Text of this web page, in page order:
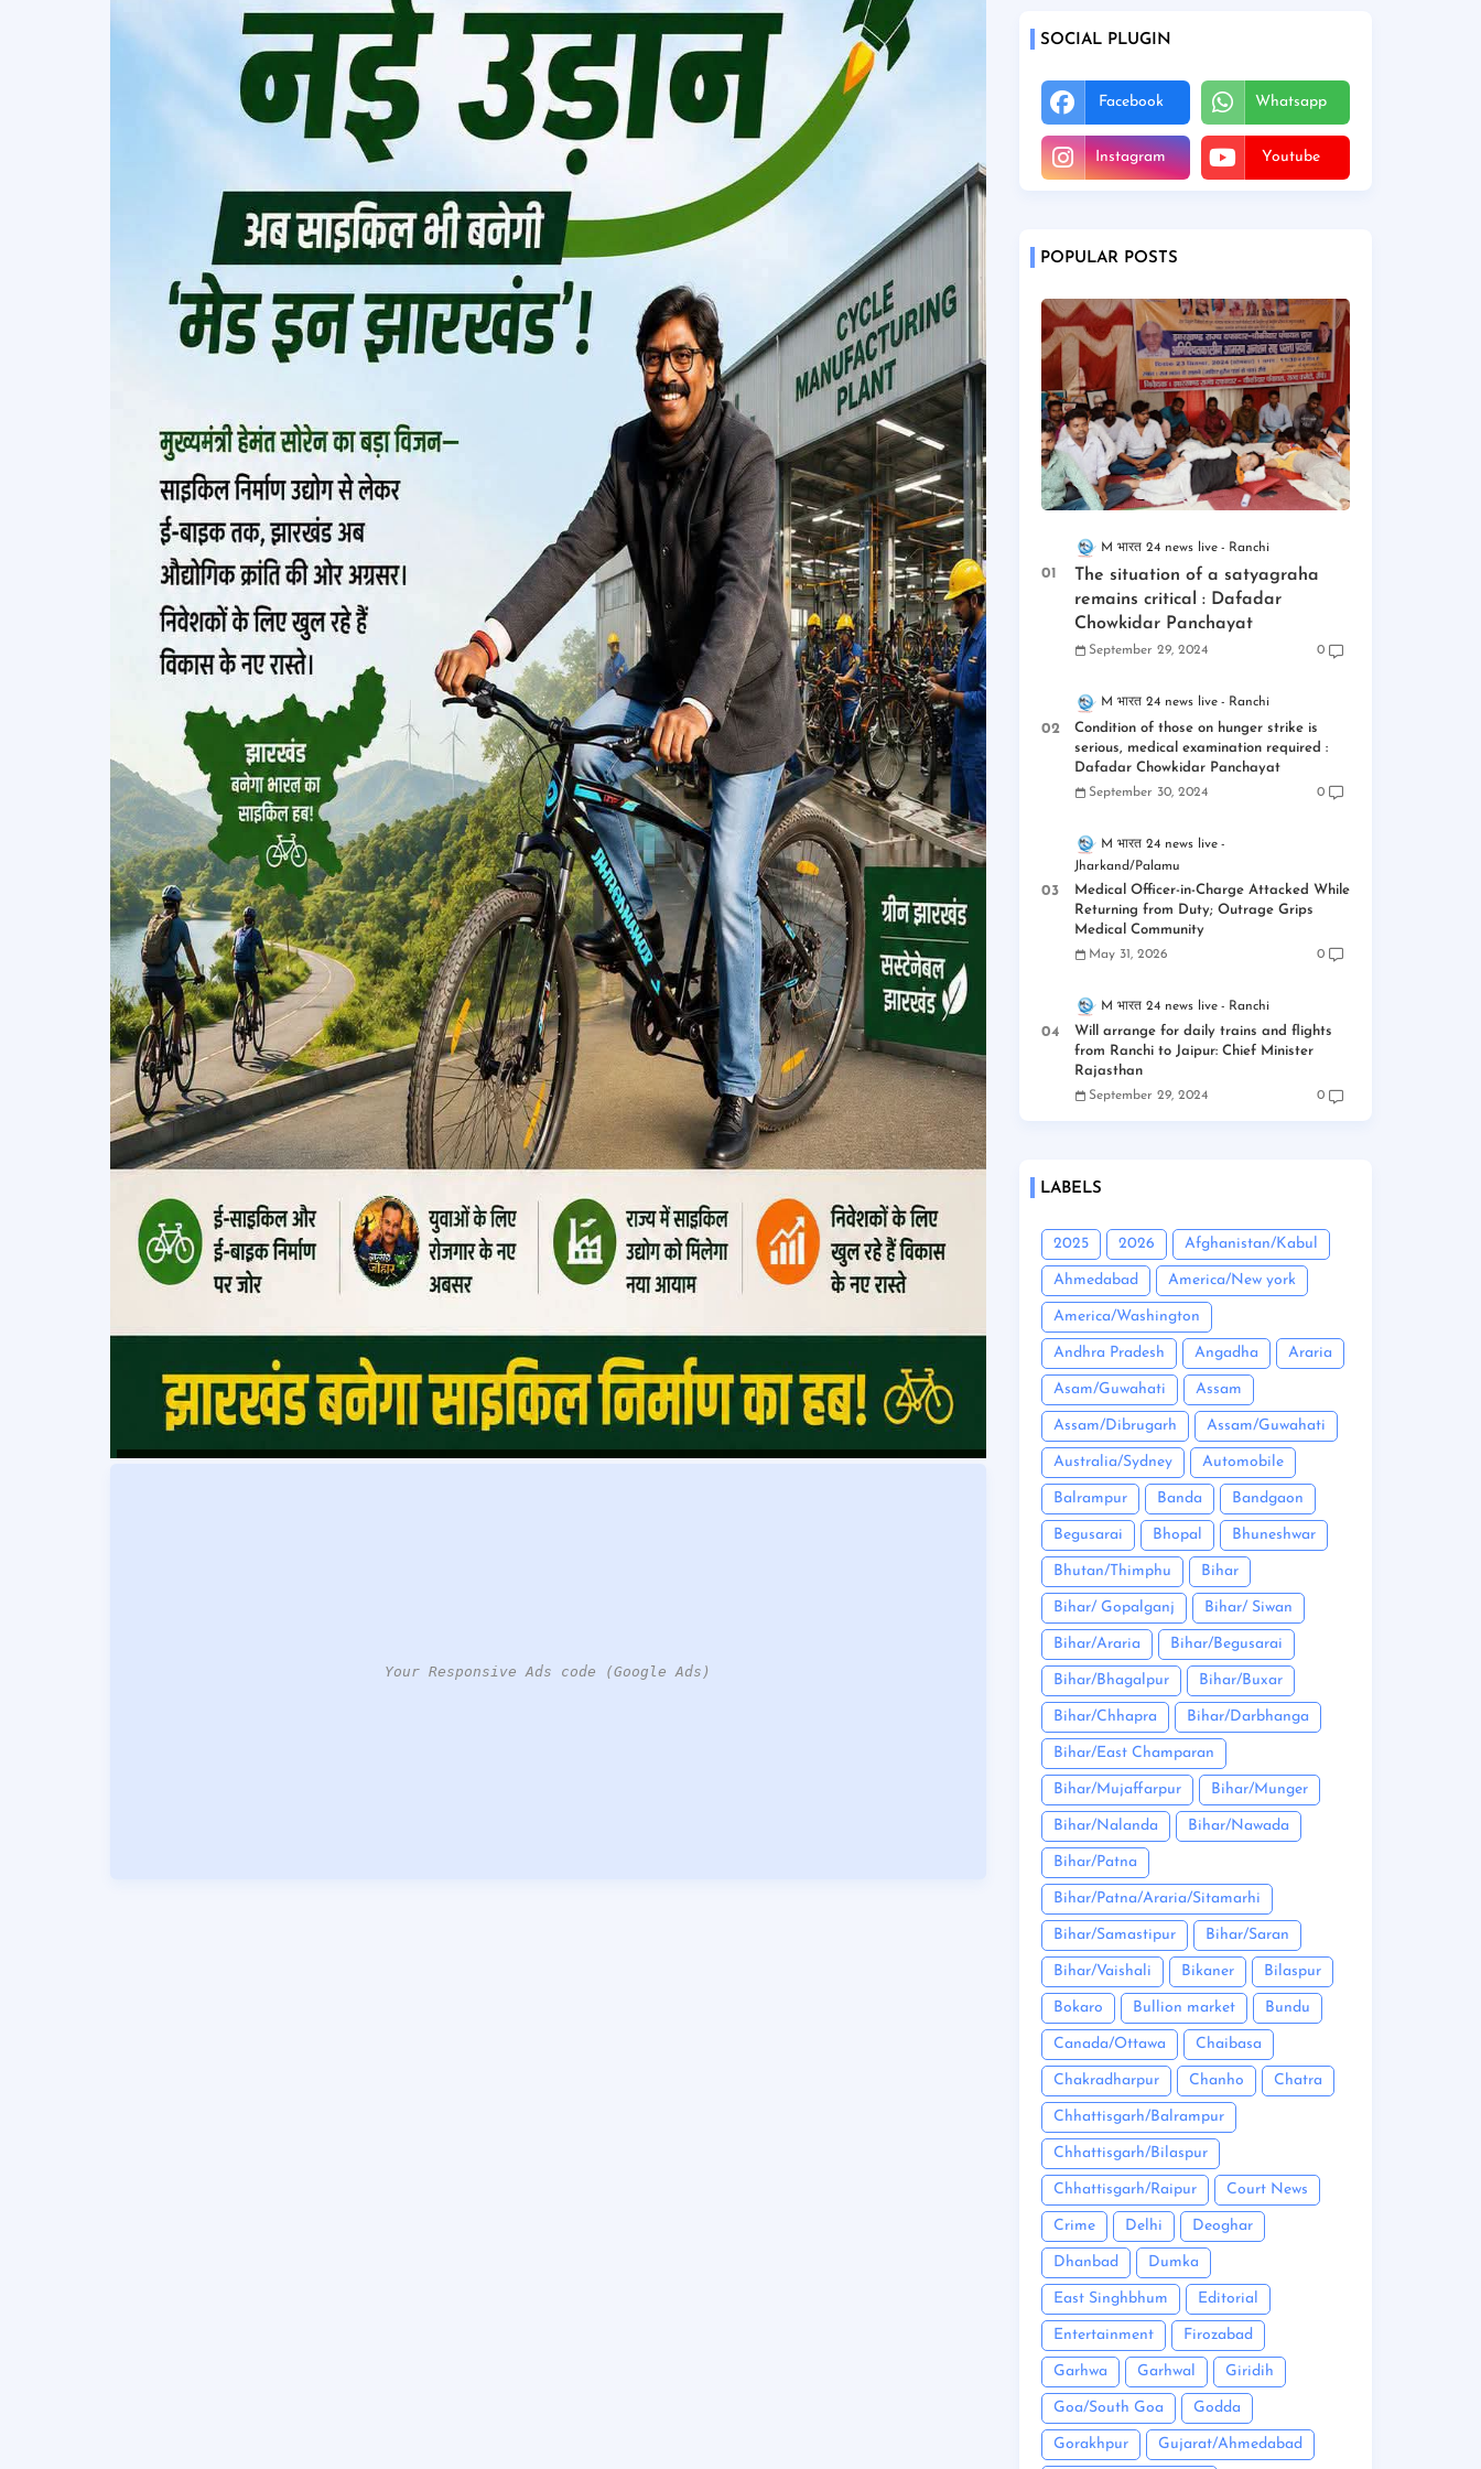
Your Responsive Ads code (Google Ads)
SOCIAL PLUGIN
Facebook Whatsapp
Instagram Youtube
POPULAR POSTS
M भारत 24 news live Ranchi
The situation of a satyagraha
remains critical : Dafadar
Chowkidar Panchayat
September 29, 2024 0
M भारत 24 news live Ranchi
Condition of those on hunger strike is
serious, medical examination required :
Dafadar Chowkidar Panchayat
September 30, 2024 0
M भारत 24 news live
Jharkand/Palamu
Medical Officer-in-Charge Attacked While
Returning from Duty; Outrage Grips
Medical Community
May 31, 2026 0
M भारत 24 news live Ranchi
Will arrange for daily trains and flights
from Ranchi to Jaipur: Chief Minister
Rajasthan
September 29, 2024 0
LABELS
2025 2026 Afghanistan/Kabul
Ahmedabad America/New york
America/Washington
Andhra Pradesh Angadha Araria
Asam/Guwahati Assam
Assam/Dibrugarh Assam/Guwahati
Australia/Sydney Automobile
Balrampur Banda Bandgaon
Begusarai Bhopal Bhuneshwar
Bhutan/Thimphu Bihar
Bihar/ Gopalganj Bihar/ Siwan
Bihar/Araria Bihar/Begusarai
Bihar/Bhagalpur Bihar/Buxar
Bihar/Chhapra Bihar/Darbhanga
Bihar/East Champaran
Bihar/Mujaffarpur Bihar/Munger
Bihar/Nalanda Bihar/Nawada
Bihar/Patna
Bihar/Patna/Araria/Sitamarhi
Bihar/Samastipur Bihar/Saran
Bihar/Vaishali Bikaner Bilaspur
Bokaro Bullion market Bundu
Canada/Ottawa Chaibasa
Chakradharpur Chanho Chatra
Chhattisgarh/Balrampur
Chhattisgarh/Bilaspur
Chhattisgarh/Raipur Court News
Crime Delhi Deoghar
Dhanbad Dumka
East Singhbhum Editorial
Entertainment Firozabad
Garhwa Garhwal Giridih
Goa/South Goa Godda
Gorakhpur Gujarat/Ahmedabad